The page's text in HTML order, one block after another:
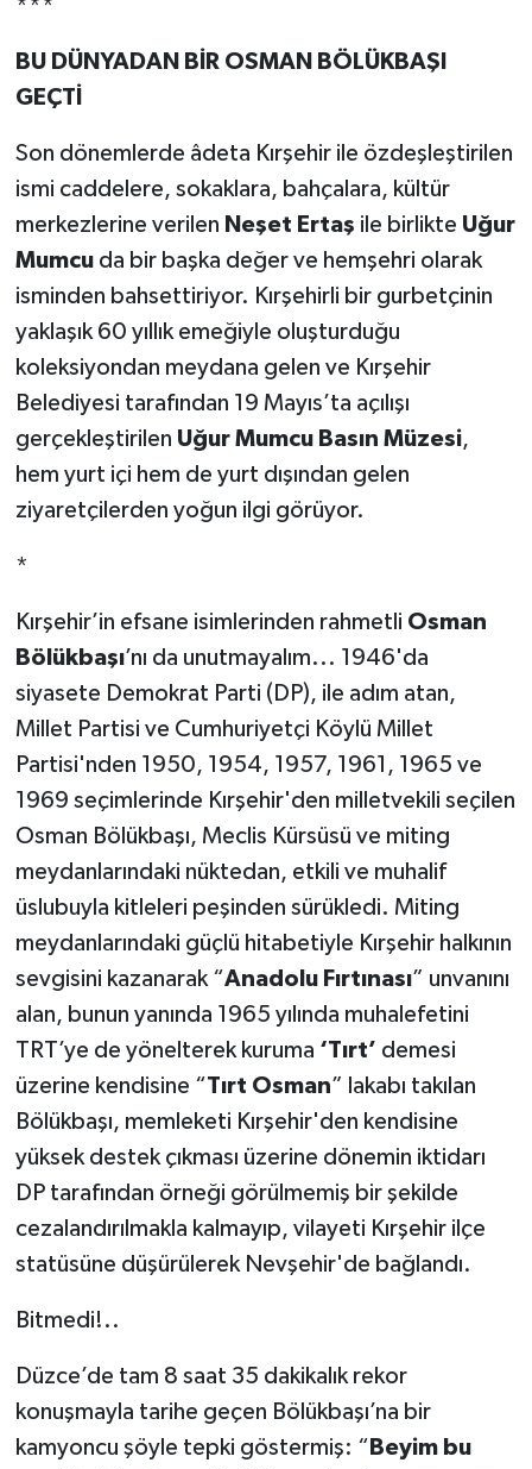
***
BU DÜNYADAN BİR OSMAN BÖLÜKBAŞI
GEÇTİ
Son dönemlerde âdeta Kırşehir ile özdeşleştirilen
ismi caddelere, sokaklara, bahçalara, kültür
merkezlerine verilen Neşet Ertaş ile birlikte Uğur
Mumcu da bir başka değer ve hemşehri olarak
isminden bahsettiriyor. Kırşehirli bir gurbetçinin
yaklaşık 60 yıllık emeğiyle oluşturduğu
koleksiyondan meydana gelen ve Kırşehir
Belediyesi tarafından 19 Mayıs’ta açılışı
gerçekleştirilen Uğur Mumcu Basın Müzesi,
hem yurt içi hem de yurt dışından gelen
ziyaretçilerden yoğun ilgi görüyor.
*
Kırşehir’in efsane isimlerinden rahmetli Osman
Bölükbaşı’nı da unutmayalım... 1946'da
siyasete Demokrat Parti (DP), ile adım atan,
Millet Partisi ve Cumhuriyetçi Köylü Millet
Partisi'nden 1950, 1954, 1957, 1961, 1965 ve
1969 seçimlerinde Kırşehir'den milletvekili seçilen
Osman Bölükbaşı, Meclis Kürsüsü ve miting
meydanlarındaki nüktedan, etkili ve muhalif
üslubuyla kitleleri peşinden sürükledi. Miting
meydanlarındaki güçlü hitabetiyle Kırşehir halkının
sevgisini kazanarak “Anadolu Fırtınası” unvanını
alan, bunun yanında 1965 yılında muhalefetini
TRT’ye de yönelterek kuruma ‘Tırt’ demesi
üzerine kendisine “Tırt Osman” lakabı takılan
Bölükbaşı, memleketi Kırşehir'den kendisine
yüksek destek çıkması üzerine dönemin iktidarı
DP tarafından örneği görülmemiş bir şekilde
cezalandırılmakla kalmayıp, vilayeti Kırşehir ilçe
statüsüne düşürülerek Nevşehir'de bağlandı.
Bitmedi!..
Düzce’de tam 8 saat 35 dakikalık rekor
konuşmayla tarihe geçen Bölükbaşı’na bir
kamyoncu şöyle tepki göstermiş: “ Beyim bu